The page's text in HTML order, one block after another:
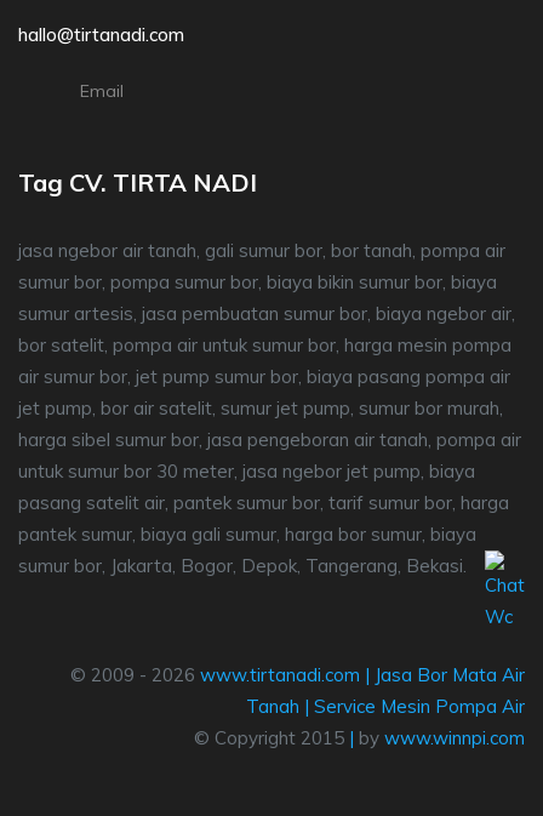
hallo@tirtanadi.com
Email
Tag CV. TIRTA NADI
jasa ngebor air tanah, gali sumur bor, bor tanah, pompa air
sumur bor, pompa sumur bor, biaya bikin sumur bor, biaya
sumur artesis, jasa pembuatan sumur bor, biaya ngebor air,
bor satelit, pompa air untuk sumur bor, harga mesin pompa
air sumur bor, jet pump sumur bor, biaya pasang pompa air
jet pump, bor air satelit, sumur jet pump, sumur bor murah,
harga sibel sumur bor, jasa pengeboran air tanah, pompa air
untuk sumur bor 30 meter, jasa ngebor jet pump, biaya
pasang satelit air, pantek sumur bor, tarif sumur bor, harga
pantek sumur, biaya gali sumur, harga bor sumur, biaya
sumur bor, Jakarta, Bogor, Depok, Tangerang, Bekasi.
© 2009 - 2026 www.tirtanadi.com | Jasa Bor Mata Air
Tanah | Service Mesin Pompa Air
© Copyright 2015 | by www.winnpi.com